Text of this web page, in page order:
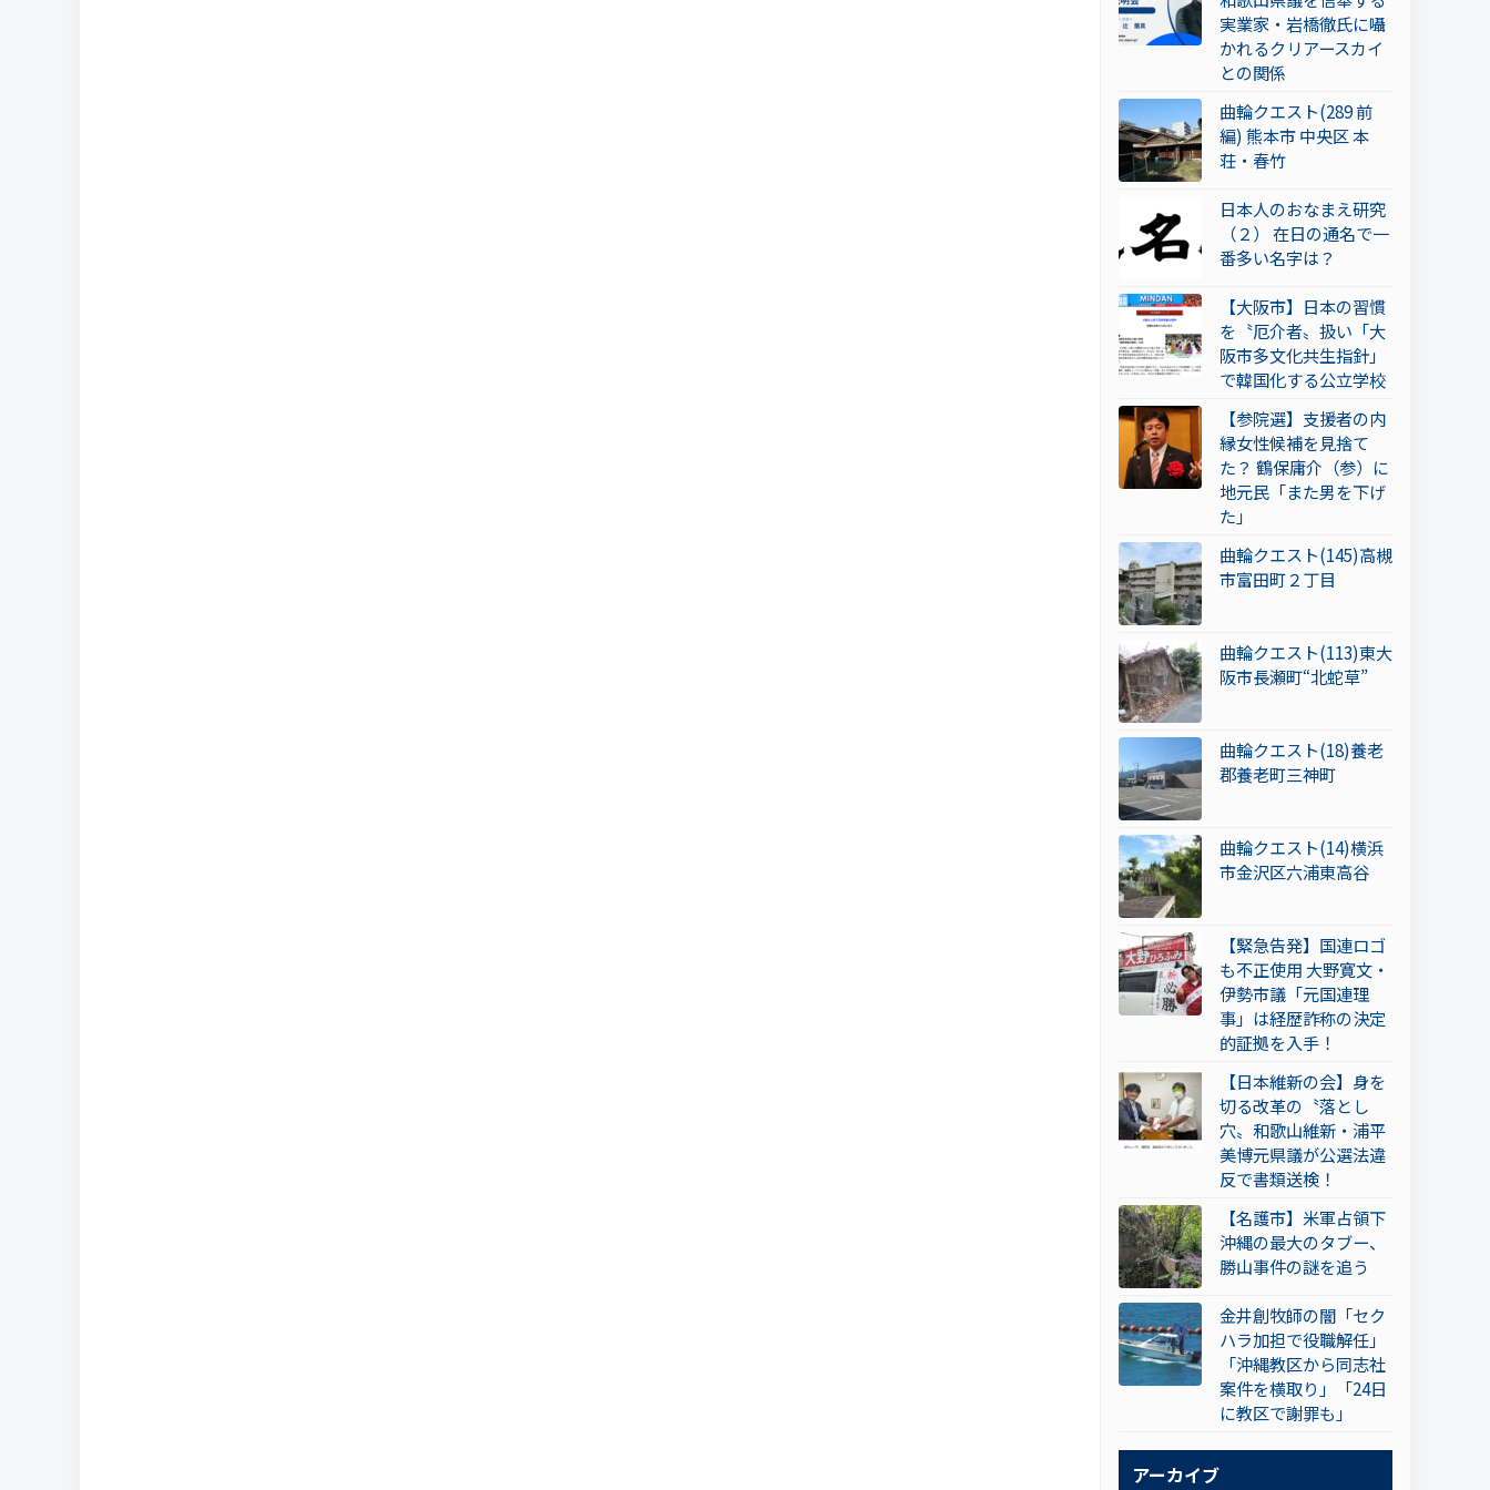
実業家・岩橋徹氏に囁
かれるクリアースカイ
との関係
曲輪クエスト(289 前
編) 熊本市 中央区 本
荘・春竹
日本人のおなまえ研究
（２） 在日の通名で一
番多い名字は？
【大阪市】日本の習慣
を〝厄介者〟扱い「大
阪市多文化共生指針」
で韓国化する公立学校
【参院選】支援者の内
縁女性候補を見捨て
た？ 鶴保庸介（参）に
地元民「また男を下げ
た」
曲輪クエスト(145)高槻
市富田町２丁目
曲輪クエスト(113)東大
阪市長瀬町“北蛇草”
曲輪クエスト(18)養老
郡養老町三神町
曲輪クエスト(14)横浜
市金沢区六浦東高谷
【緊急告発】国連ロゴ
も不正使用 大野寛文・
伊勢市議「元国連理
事」は経歴詐称の決定
的証拠を入手！
【日本維新の会】身を
切る改革の〝落とし
穴〟和歌山維新・浦平
美博元県議が公選法違
反で書類送検！
【名護市】米軍占領下
沖縄の最大のタブー、
勝山事件の謎を追う
金井創牧師の闇「セク
ハラ加担で役職解任」
「沖縄教区から同志社
案件を横取り」「24日
に教区で謝罪も」
アーカイブ